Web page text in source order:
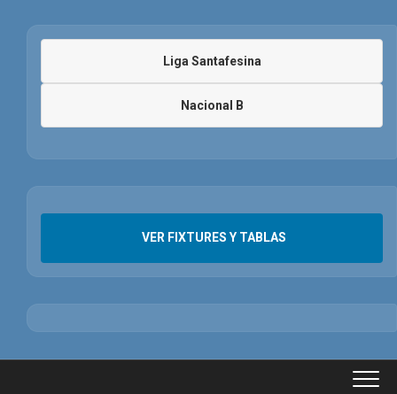
Liga Santafesina
Nacional B
VER FIXTURES Y TABLAS